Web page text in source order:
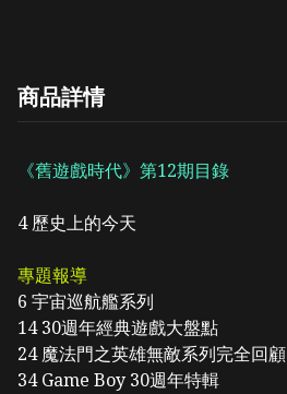
商品詳情
《舊遊戲時代》第12期目錄
4 歷史上的今天
專題報導
6 宇宙巡航艦系列
14 30週年經典遊戲大盤點
24 魔法門之英雄無敵系列完全回顧
34 Game Boy 30週年特輯